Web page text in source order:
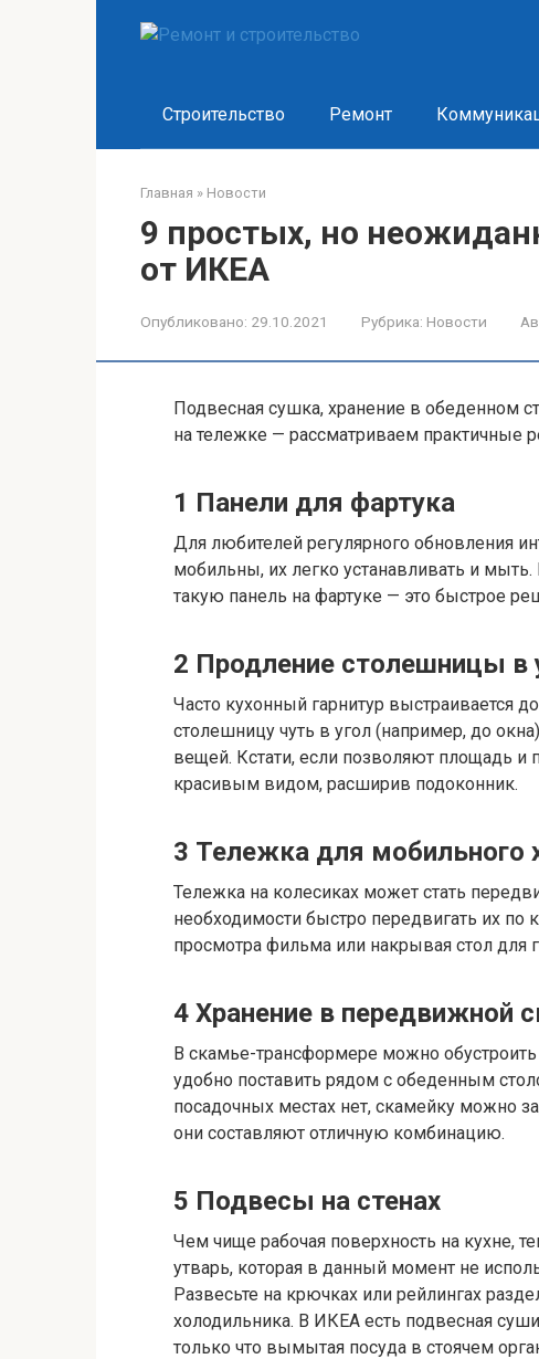
Строительство Ремонт
Главная » Новости
9 простых, но
от ИКЕА
Опубликовано: 29.10.2021 Рубрика: Новости
Подвесная сушка, хранение в обеденном
на тележке — рассматриваем практичные
1 Панели для фартука
Для любителей регулярного обновления
мобильны, их легко устанавливать и
такую панель на фартуке — это быстрое
2 Продление столешницы в
Часто кухонный гарнитур выстраивается
столешницу чуть в угол (например, до
вещей. Кстати, если позволяют площадь и
красивым видом, расширив подоконник.
3 Тележка для мобильного
Тележка на колесиках может стать
необходимости быстро передвигать их
просмотра фильма или накрывая стол для
4 Хранение в передвижной
В скамье-трансформере можно
удобно поставить рядом с обеденным
посадочных местах нет, скамейку можно
они составляют отличную комбинацию.
5 Подвесы на стенах
Чем чище рабочая поверхность на кухне,
утварь, которая в данный момент не
Развесьте на крючках или рейлингах
холодильника. В ИКЕА есть подвесная
только что вымытая посуда в стоячем